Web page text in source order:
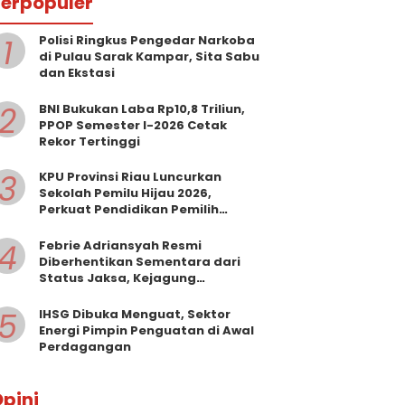
1
Polisi Ringkus Pengedar Narkoba
di Pulau Sarak Kampar, Sita Sabu
dan Ekstasi
BNI Bukukan Laba Rp10,8 Triliun,
PPOP Semester I-2026 Cetak
Rekor Tertinggi
KPU Provinsi Riau Luncurkan
Sekolah Pemilu Hijau 2026,
Perkuat Pendidikan Pemilih
Febrie Adriansyah Resmi
Diberhentikan Sementara dari
Status Jaksa, Kejagung
IHSG Dibuka Menguat, Sektor
Energi Pimpin Penguatan di Awal
Perdagangan